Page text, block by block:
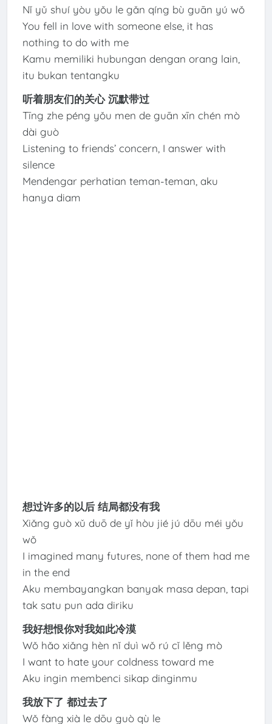
Nǐ yǔ shuí yòu yǒu le gǎn qíng bù guān yú wǒ
You fell in love with someone else, it has
nothing to do with me
Kamu memiliki hubungan dengan orang lain,
itu bukan tentangku
听着朋友们的关心 沉默带过
Tīng zhe péng yǒu men de guān xīn chén mò
dài guò
Listening to friends’ concern, I answer with
silence
Mendengar perhatian teman-teman, aku
hanya diam
想过许多的以后 结局都没有我
Xiǎng guò xǔ duō de yǐ hòu jié jú dōu méi yǒu
wǒ
I imagined many futures, none of them had me
in the end
Aku membayangkan banyak masa depan, tapi
tak satu pun ada diriku
我好想恨你对我如此冷漠
Wǒ hǎo xiǎng hèn nǐ duì wǒ rú cǐ lěng mò
I want to hate your coldness toward me
Aku ingin membenci sikap dinginmu
我放下了 都过去了
Wǒ fàng xià le dōu guò qù le